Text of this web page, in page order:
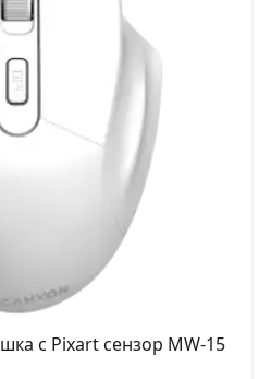
с Pixart сензор MW-15